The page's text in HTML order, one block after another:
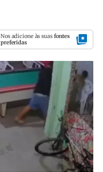
Nos adicione às suas fontes
preferidas